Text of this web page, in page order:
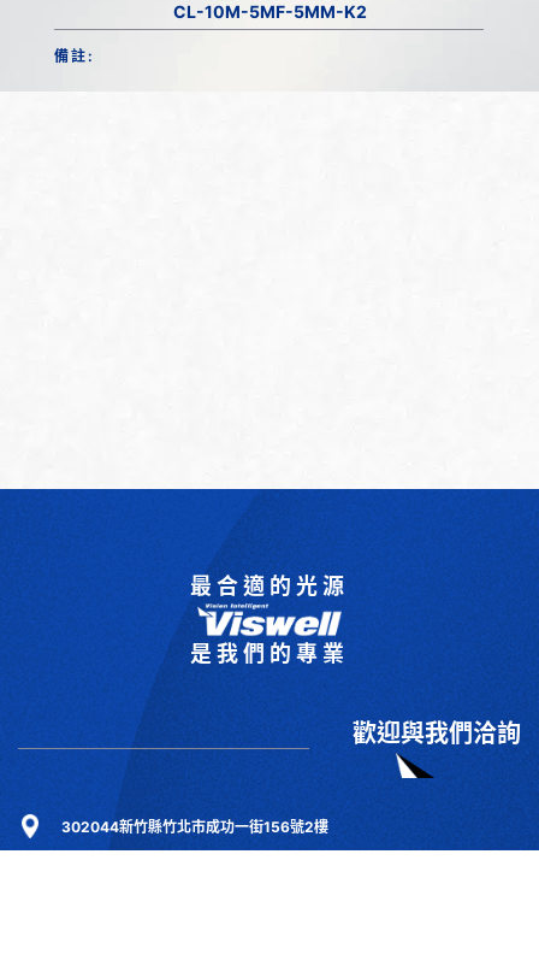
CL-10M-5MF-5MM-K2
備註:
最合適的光源
是我們的專業
歡迎與我們洽詢
302044新竹縣竹北市成功一街156號2樓